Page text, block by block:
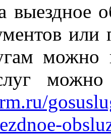
или
можно